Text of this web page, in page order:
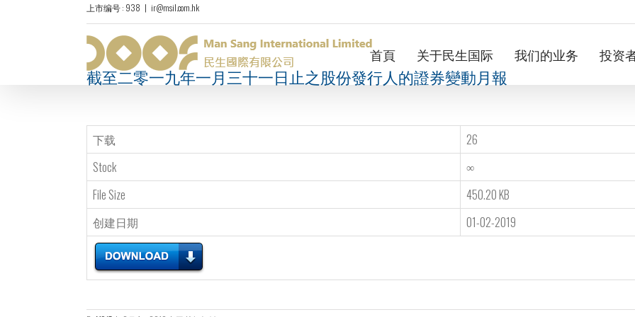
上市编号 : 938 | ir@msil.com.hk
首頁 关于民生国际 我们的业务 投资
截至二零一九年一月三十一日止之股份發行人的證券變動月報
下载
26
Stock
∞
File Size
450.20 KB
创建日期
01-02-2019